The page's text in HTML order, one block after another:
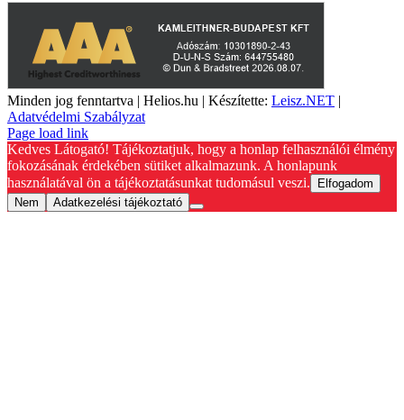
Minden jog fenntartva | Helios.hu | Készítette: Leisz.NET |
Adatvédelmi Szabályzat
YouTube
Facebook
Page load link
Kedves Látogató! Tájékoztatjuk, hogy a honlap felhasználói élmény
fokozásának érdekében sütiket alkalmazunk. A honlapunk
használatával ön a tájékoztatásunkat tudomásul veszi.
Elfogadom
Nem
Adatkezelési tájékoztató